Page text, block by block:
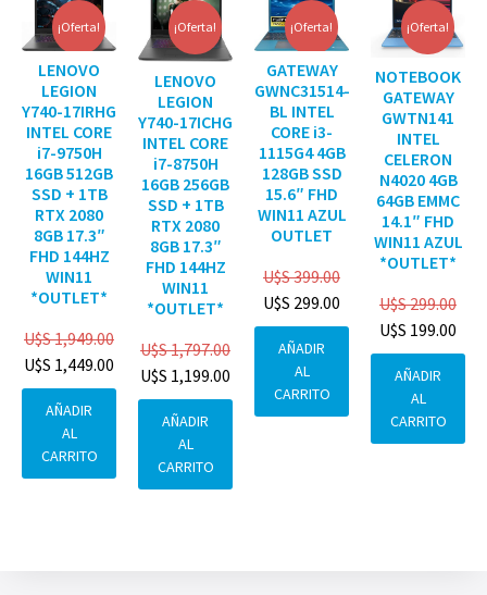
¡Oferta!
LENOVO
LEGION
Y740-17IRHG
INTEL CORE
i7-9750H
16GB 512GB
SSD + 1TB
RTX 2080
8GB 17.3″
FHD 144HZ
WIN11
*OUTLET*
U$S1,949.00
U$S 1,449.00
AÑADIR
AL
CARRITO
¡Oferta!
LENOVO
LEGION
Y740-17ICHG
INTEL CORE
i7-8750H
16GB 256GB
SSD + 1TB
RTX 2080
8GB 17.3″
FHD 144HZ
WIN11
*OUTLET*
U$S1,797.00
U$S 1,199.00
AÑADIR
AL
CARRITO
¡Oferta!
GATEWAY
GWNC31514-
BL INTEL
CORE i3-
1115G4 4GB
128GB SSD
15.6″ FHD
WIN11 AZUL
OUTLET
U$S399.00
U$S 299.00
AÑADIR
AL
CARRITO
¡Oferta!
NOTEBOOK
GATEWAY
GWTN141
INTEL
CELERON
N4020 4GB
64GB EMMC
14.1″ FHD
WIN11 AZUL
*OUTLET*
U$S299.00
U$S 199.00
AÑADIR
AL
CARRITO